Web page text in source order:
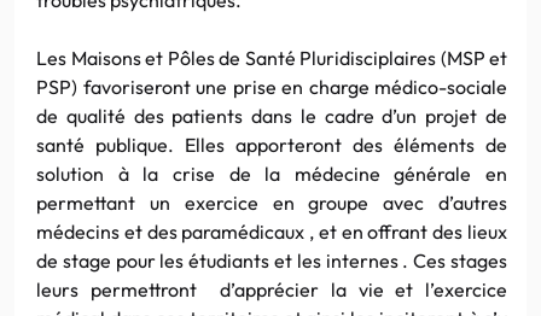
Les Maisons et Pôles de Santé Pluridisciplaires (MSP et
PSP) favoriseront une prise en charge médico-sociale
de qualité des patients dans le cadre d’un projet de
santé publique. Elles apporteront des éléments de
solution à la crise de la médecine générale en
permettant un exercice en groupe avec d’autres
médecins et des paramédicaux , et en offrant des lieux
de stage pour les étudiants et les internes . Ces stages
leurs permettront d’apprécier la vie et l’exercice